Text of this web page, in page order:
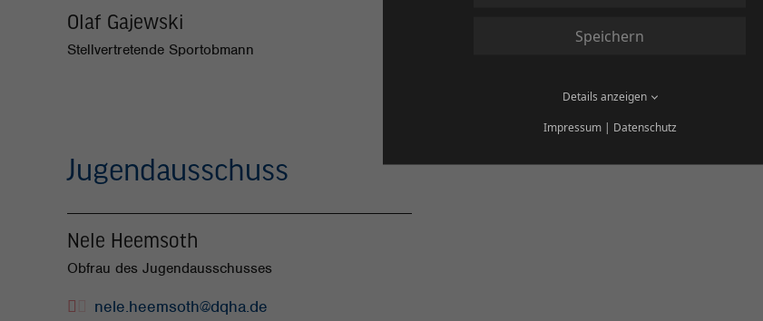
Olaf Gajewski
Stellvertretende Sportobmann
Tanja_Schrader@yahoo.de
Jugendausschuss
Nele Heemsoth
Obfrau des Jugendausschusses
nele.heemsoth@dqha.de
Speichern
Details anzeigen
Impressum| Datenschutz